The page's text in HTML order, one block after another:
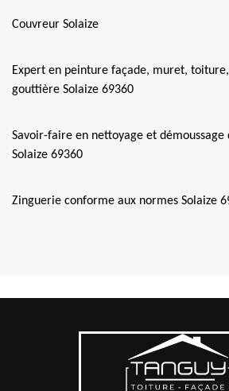
Couvreur Solaize
Expert en peinture façade, muret,
gouttière Solaize 69360
Savoir-faire en nettoyage et
Solaize 69360
Zinguerie conforme aux normes Solaize